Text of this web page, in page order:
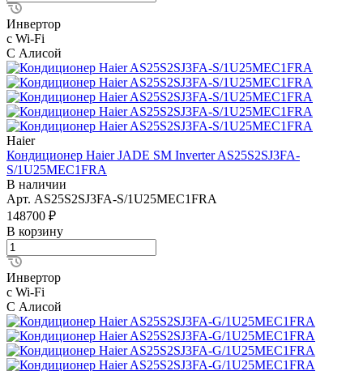
Инвертор
с Wi-Fi
С Алисой
Haier
Кондиционер Haier JADE SM Inverter AS25S2SJ3FA-
S/1U25MEC1FRA
В наличии
Арт. AS25S2SJ3FA-S/1U25MEC1FRA
148700 ₽
В корзину
Инвертор
с Wi-Fi
С Алисой